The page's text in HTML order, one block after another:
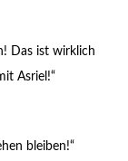
Das ist wirklich
Asriel!“
bleiben!“